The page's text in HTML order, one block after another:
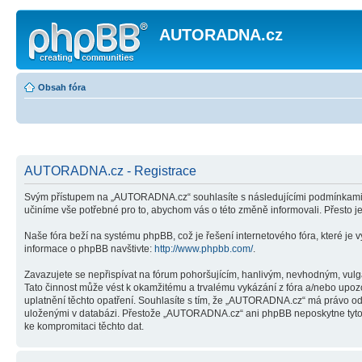
AUTORADNA.cz
Obsah fóra
AUTORADNA.cz - Registrace
Svým přístupem na „AUTORADNA.cz“ souhlasíte s následujícími
učiníme vše potřebné pro to, abychom vás o této změně informovali. Přesto
Naše fóra beží na systému phpBB, což je řešení internetového fóra, které je
informace o phpBB navštivte: http://www.phpbb.com/.
Zavazujete se nepřispívat na fórum pohoršujícím, hanlivým, nevhodným,
Tato činnost může vést k okamžitému a trvalému vykázání z fóra a/nebo
uplatnění těchto opatření. Souhlasíte s tím, že „AUTORADNA.cz“ má
uloženými v databázi. Přestože „AUTORADNA.cz“ ani phpBB neposkytne
ke kompromitaci těchto dat.